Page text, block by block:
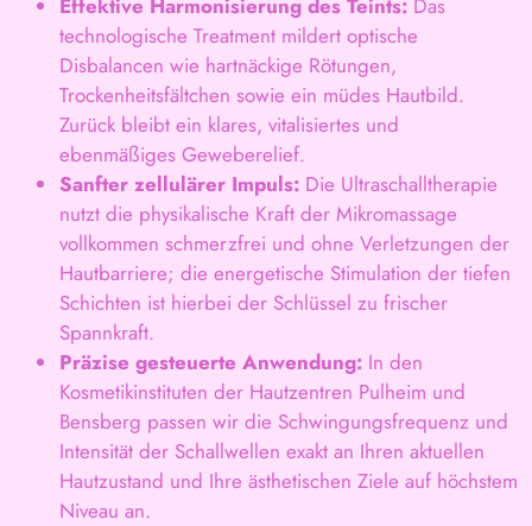
technologische Treatment mildert optische
Disbalancen wie hartnäckige Rötungen,
Trockenheitsfältchen sowie ein müdes Hautbild.
Zurück bleibt ein klares, vitalisiertes und
ebenmäßiges Geweberelief.
Sanfter zellulärer Impuls: Die Ultraschalltherapie
nutzt die physikalische Kraft der Mikromassage
vollkommen schmerzfrei und ohne Verletzungen der
Hautbarriere; die energetische Stimulation der tiefen
Schichten ist hierbei der Schlüssel zu frischer
Spannkraft.
Präzise gesteuerte Anwendung: In den
Kosmetikinstituten der Hautzentren Pulheim und
Bensberg passen wir die Schwingungsfrequenz und
Intensität der Schallwellen exakt an Ihren aktuellen
Hautzustand und Ihre ästhetischen Ziele auf höchstem
Niveau an.